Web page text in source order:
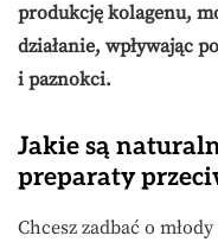
produkcję kolagenu,
działanie, wpływając
i paznokci.
Jakie są
preparaty
Chcesz zadbać o